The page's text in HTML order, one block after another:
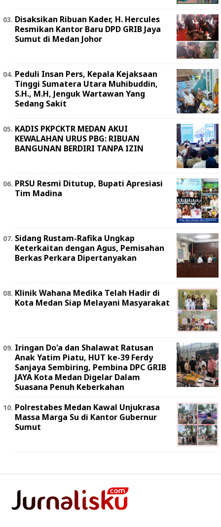
Disaksikan Ribuan Kader, H. Hercules
Resmikan Kantor Baru DPD GRIB Jaya
Sumut di Medan Johor
Peduli Insan Pers, Kepala Kejaksaan
Tinggi Sumatera Utara Muhibuddin,
S.H., M.H, Jenguk Wartawan Yang
Sedang Sakit
KADIS PKPCKTR MEDAN AKUI
KEWALAHAN URUS PBG: RIBUAN
BANGUNAN BERDIRI TANPA IZIN
PRSU Resmi Ditutup, Bupati Apresiasi
Tim Madina
Sidang Rustam-Rafika Ungkap
Keterkaitan dengan Agus, Pemisahan
Berkas Perkara Dipertanyakan
Klinik Wahana Medika Telah Hadir di
Kota Medan Siap Melayani Masyarakat
Iringan Do'a dan Shalawat Ratusan
Anak Yatim Piatu, HUT ke-39 Ferdy
Sanjaya Sembiring, Pembina DPC GRIB
JAYA Kota Medan Digelar Dalam
Suasana Penuh Keberkahan
Polrestabes Medan Kawal Unjukrasa
Massa Marga Su di Kantor Gubernur
Sumut